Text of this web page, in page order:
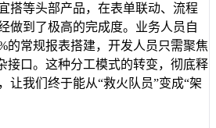
搭等头部产品，在表单联动、流程
做到了极高的完成度。业务人员自
的常规报表搭建，开发人员只需聚焦
接口。这种分工模式的转变，彻底释
让我们终于能从“救火队员”变成“架